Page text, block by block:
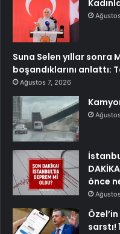
Suna Selen yıllar sonra
boşandıklarını anlattı:
Ağustos 7, 2026
önce